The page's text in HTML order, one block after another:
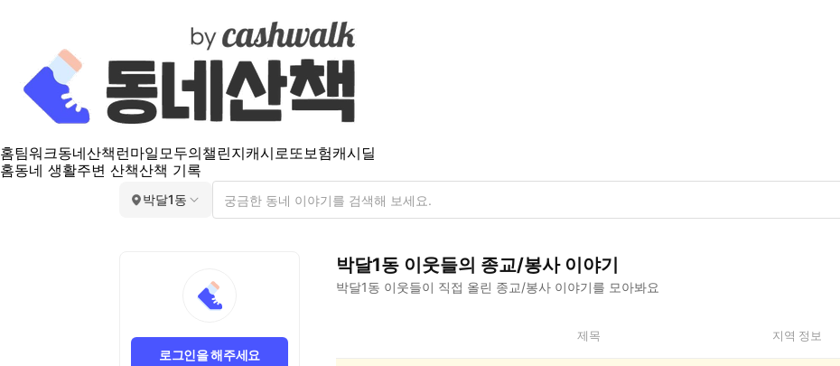
홈팀워크동네산책 런마일모두의챌린지캐시로또보험캐시딜
홈동네 생활주변 산책산책 기록
박달1동
로그인을 해주세요
박달1동 이웃들의 종교/봉사이야기
박달1동 이웃들이 직접 올린 종교/봉사 이야기를 모아봐요
1
제목 지역 정보